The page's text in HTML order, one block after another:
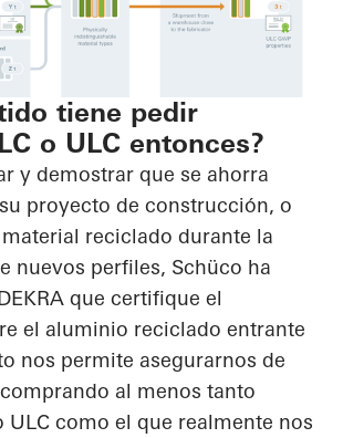
tiene pedir
o ULC entonces?
y demostrar que se ahorra
proyecto de construcción, o
reciclado durante la
nuevos perfiles, Schüco ha
que certifique el
el aluminio reciclado entrante
nos permite asegurarnos de
al menos tanto
ULC como el que realmente nos